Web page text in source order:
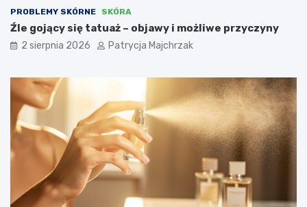
PROBLEMY SKÓRNE SKÓRA
Źle gojący się tatuaż – objawy i możliwe przyczyny
2 sierpnia 2026 Patrycja Majchrzak